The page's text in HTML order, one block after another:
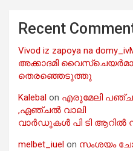
Recent
Vivod iz zapoya na
അക്കാദമി
തെരഞ്ഞെടുത്തു
Kalebal on എരുമേലി
,ഏഞ്ചൽ വാലി
വാർഡുകൾ പി ടി ആറിൽ
melbet_iuel on സംശയം